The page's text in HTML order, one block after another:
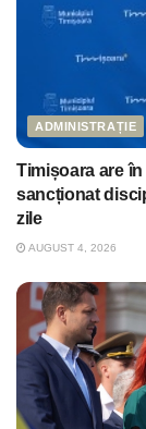
ADMINISTRAȚIE
Timișoara are
sancționat
zile
AUGUST 4, 2026